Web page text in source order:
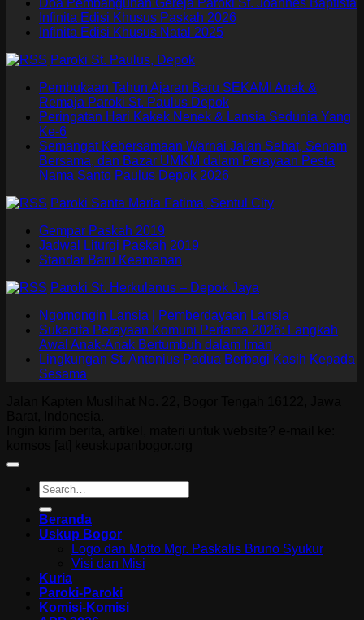
Doa Pembangunan Gereja Paroki St. Joannes Baptista
Infinita Edisi Khusus Paskah 2026
Infinita Edisi Khusus Natal 2025
Paroki St. Paulus, Depok
Pembukaan Tahun Ajaran Baru SEKAMI Anak &
Remaja Paroki St. Paulus Depok
Peringatan Hari Kakek Nenek & Lansia Sedunia Yang
Ke-6
Semangat Kebersamaan Warnai Jalan Sehat, Senam
Bersama, dan Bazar UMKM dalam Perayaan Pesta
Nama Santo Paulus Depok 2026
Paroki Santa Maria Fatima, Sentul City
Gempar Paskah 2019
Jadwal Liturgi Paskah 2019
Standar Baru Keamanan
Paroki St. Herkulanus – Depok Jaya
Ngomongin Lansia | Pemberdayaan Lansia
Sukacita Perayaan Komuni Pertama 2026: Langkah
Awal Anak-Anak Bertumbuh dalam Iman
Lingkungan St. Antonius Padua Berbagi Kasih Kepada
Sesama
Beranda
Uskup Bogor
Logo dan Motto Mgr. Paskalis Bruno Syukur
Visi dan Misi
Kuria
Paroki-Paroki
Komisi-Komisi